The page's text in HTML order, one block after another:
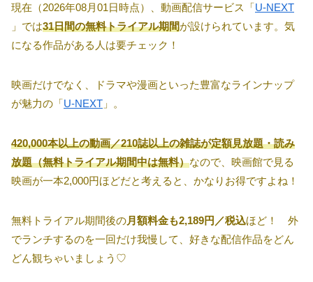
現在（2026年08月01日時点）、動画配信サービス「U-NEXT
」では31日間の無料トライアル期間が設けられています。気
になる作品がある人は要チェック！
映画だけでなく、ドラマや漫画といった豊富なラインナップ
が魅力の「U-NEXT 」。
420,000本以上の動画／210誌以上の雑誌が定額見放題・読み
放題（無料トライアル期間中は無料）なので、映画館で見る
映画が一本2,000円ほどだと考えると、かなりお得ですよね！
無料トライアル期間後の月額料金も2,189円／税込ほど！ 外
でランチするのを一回だけ我慢して、好きな配信作品をどん
どん観ちゃいましょう♡